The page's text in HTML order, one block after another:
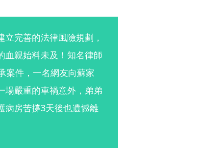
完善的法律風險規劃，
血親始料未及！知名律師
案件，一名網友向蘇家
場嚴重的車禍意外，弟弟
病房苦撐3天後也遺憾離